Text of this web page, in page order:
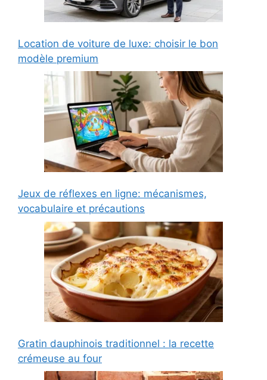
Location de voiture de luxe: choisir le bon
modèle premium
Jeux de réflexes en ligne: mécanismes,
vocabulaire et précautions
Gratin dauphinois traditionnel : la recette
crémeuse au four